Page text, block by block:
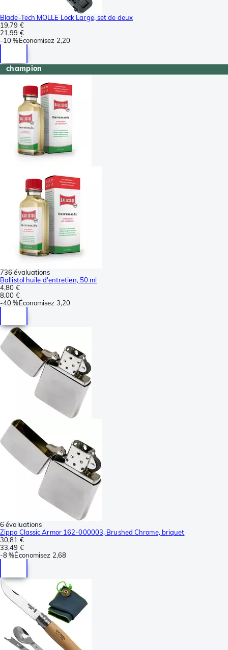
Blade-Tech MOLLE Lock Large, set de deux
19,79 €
21,99 €
-10 %Économisez 2,20
champion
736 évaluations
Ballistol huile d'entretien, 50 ml
4,80 €
8,00 €
-40 %Économisez 3,20
6 évaluations
Zippo Classic Armor 162-000003, Brushed Chrome, briquet
30,81 €
33,49 €
-8 %Économisez 2,68